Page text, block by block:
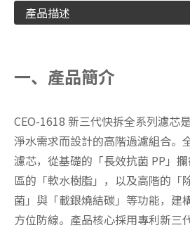
產品描述
一、產品簡介
CEO-1618 新三代快拆全系列濾芯
淨水需求而設計的高階過濾組合。
濾芯，從基礎的「長效抗菌 PP」
區的「軟水樹脂」，以及高階的「
菌」與「載銀燒結碳」等功能，建
方位防線。產品核心採用專利新三